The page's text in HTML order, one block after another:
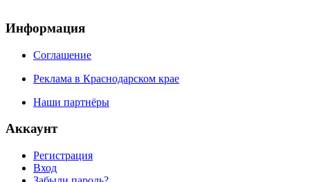
Информация
Соглашение
Реклама в Краснодарском крае
Наши партнёры
Аккаунт
Регистрация
Вход